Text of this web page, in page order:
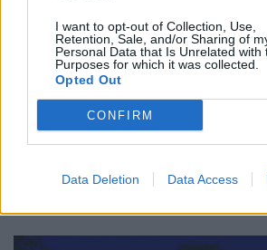
I want to opt-out of Collection, Use,
Retention, Sale, and/or Sharing of
Personal Data that Is Unrelated with
Purposes for which it was collected.
Opted Out
CONFIRM
Data Deletion Data Access
Πανελλήνιος Σύλλογος
εμβόλια σώζουν 6 ζωές ανά
ΕΠΙΚΑΙΡΌΤΗΤΑ 21/04/2026 - 15:53